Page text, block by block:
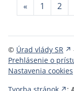
« 1 2
© Úrad vlády SR
Prehlásenie o
Nastavenia cookies